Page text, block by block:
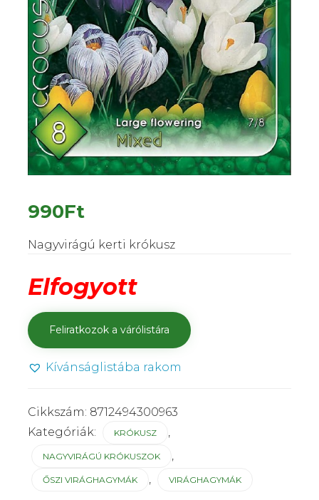
990Ft
Nagyvirágú kerti krókusz
Elfogyott
Kívánságlistába rakom
Cikkszám: 8712494300963
Kategóriák:
KRÓKUSZ ,
NAGYVIRÁGÚ KRÓKUSZOK ,
ŐSZI VIRÁGHAGYMÁK , VIRÁGHAGYMÁK